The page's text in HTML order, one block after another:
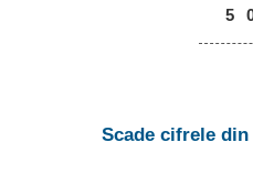
5
Scade cifrele